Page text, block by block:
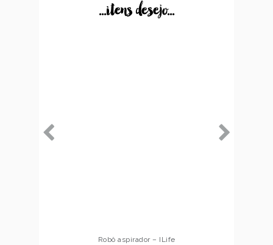
...itens desejo...
Robô aspirador – ILife